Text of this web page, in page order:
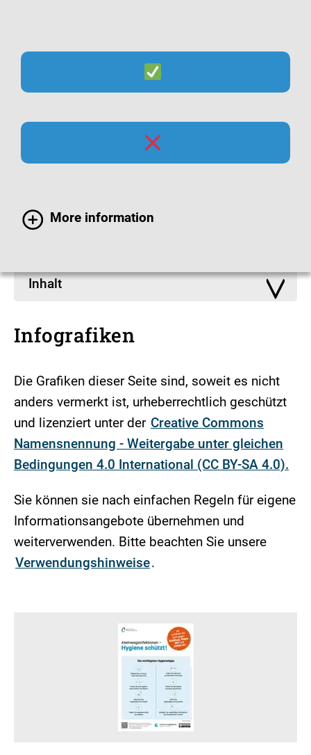
More information
Infomaterialien zu
Atemwegsinfektionen
Inhalt
Infografiken
Die Grafiken dieser Seite sind, soweit es nicht
anders vermerkt ist, urheberrechtlich geschützt
und lizenziert unter der Creative Commons
Namensnennung - Weitergabe unter gleichen
Bedingungen 4.0 International (CC BY-SA 4.0).
Sie können sie nach einfachen Regeln für eigene
Informationsangebote übernehmen und
weiterverwenden. Bitte beachten Sie unsere
Verwendungshinweise.